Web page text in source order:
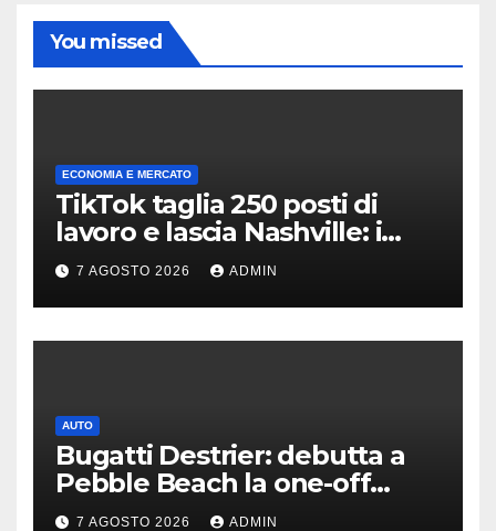
You missed
ECONOMIA E MERCATO
TikTok taglia 250 posti di
lavoro e lascia Nashville: i
motivi della scelta
7 AGOSTO 2026 ADMIN
AUTO
Bugatti Destrier: debutta a
Pebble Beach la one-off
derivata dalla Bolide
7 AGOSTO 2026 ADMIN